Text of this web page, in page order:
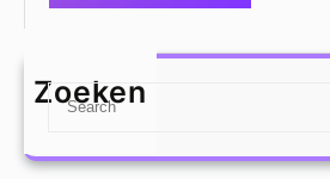
Zoeken
S
a